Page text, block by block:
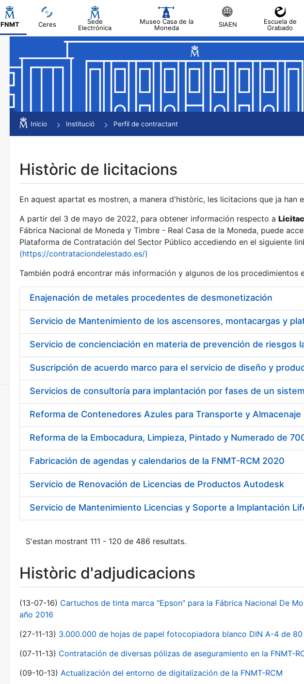
FNMT Ceres
Sede
Electrónica
Museo Casa de la
Moneda
SIAEN
Escuela de
Grabado
Mostra/Amaga
Mostra/Amaga
Mostra/Amaga
Mostra/Amaga
Mostra/Amaga
Inicio Institució Perfil de contractant
Històric de licitacions
En aquest apartat es mostren, a manera d'històric, les licitacions que ja
A partir del 3 de mayo de 2022, para obtener información respecto a
Fábrica Nacional de Moneda y Timbre - Real Casa de la Moneda, puede
Plataforma de Contratación del Sector Público accediendo en el siguiente
(https://contrataciondelestado.es/)
También podrá encontrar más información y algunos de los procedimientos
Enajenación de metales procedentes de desmonetización
Servicio de concienciación en materia de prevención de riesgos
Reforma de Contenedores Azules para Transporte y
Reforma de la Embocadura, Limpieza, Pintado y Numerado de
Fabricación de agendas y calendarios de la FNMT-RCM 2020
Servicio de Renovación de Licencias de Productos Autodesk
Servicio de Mantenimiento Licencias y Soporte a Implantación
S'estan mostrant 111 - 120 de 486 resultats.
Històric d'adjudicacions
(13-07-16) Cartuchos de tinta marca "Epson" para la Fábrica Nacional De
año 2016
(27-11-13) 3.000.000 de hojas de papel fotocopiadora blanco DIN A-4 de 80
(07-11-13) Contratación de diversas pólizas de aseguramiento en la FNMT-
(09-10-13) Actualización del entorno de digitalización de la FNMT-RCM